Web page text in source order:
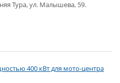
Тура, ул. Малышева, 59.